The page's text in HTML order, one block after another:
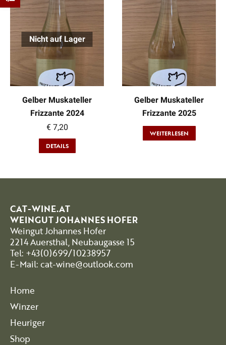
Nicht auf Lager
Gelber Muskateller
Frizzante 2024
€7,20
DETAILS
Gelber Muskateller
Frizzante 2025
WEITERLESEN
CAT-WINE.AT
WEINGUT JOHANNES HOFER
Weingut Johannes Hofer
2214 Auersthal, Neubaugasse 15
Tel: +43(0)699/10238957
E-Mail: cat-wine@outlook.com
Home
Winzer
Heuriger
Shop